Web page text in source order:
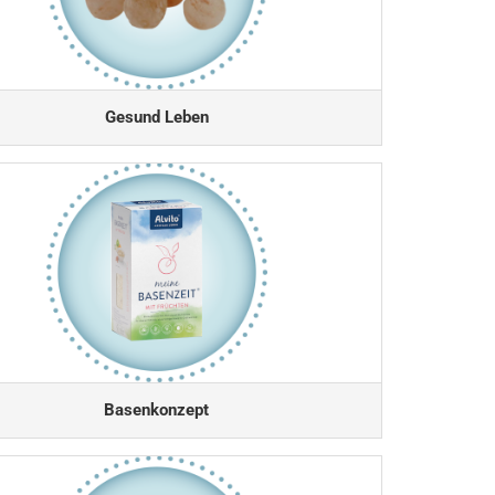
Gesund Leben
Basenkonzept